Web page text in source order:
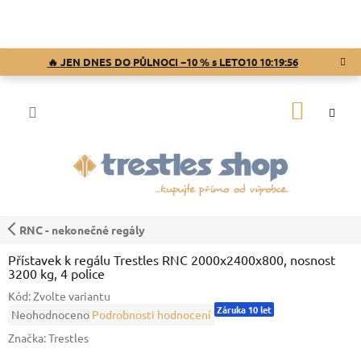
🔥 JEN DNES DO PŮLNOCI −10 % s LETO10 10:19:55
RNC - nekonečné regály
Přístavek k regálu Trestles RNC 2000x2400x800, nosnost
3200 kg, 4 police
Kód:Zvolte variantu
Průměrné
produktu
Neohodnoceno Podrobnosti hodnocení Záruka 10 let
Značka:Trestles